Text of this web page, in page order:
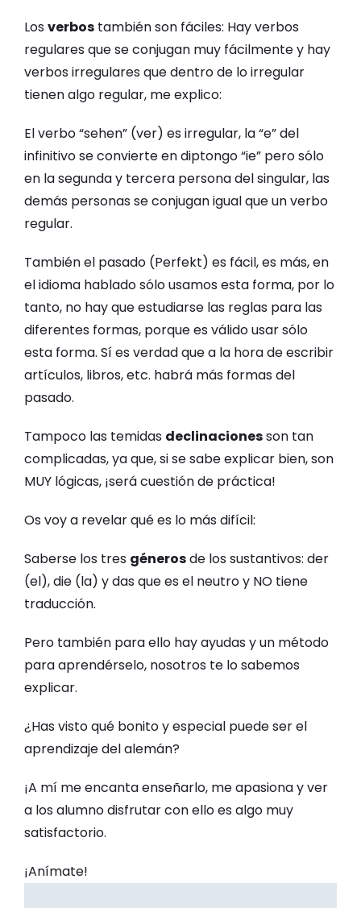
Los verbos también son fáciles: Hay verbos
regulares que se conjugan muy fácilmente y hay
verbos irregulares que dentro de lo irregular
tienen algo regular, me explico:
El verbo “sehen” (ver) es irregular, la “e” del
infinitivo se convierte en diptongo “ie” pero sólo
en la segunda y tercera persona del singular, las
demás personas se conjugan igual que un verbo
regular.
También el pasado (Perfekt) es fácil, es más, en
el idioma hablado sólo usamos esta forma, por lo
tanto, no hay que estudiarse las reglas para las
diferentes formas, porque es válido usar sólo
esta forma. Sí es verdad que a la hora de escribir
artículos, libros, etc. habrá más formas del
pasado.
Tampoco las temidas declinacionesson tan
complicadas, ya que, si se sabe explicar bien, son
MUY lógicas, ¡será cuestión de práctica!
Os voy a revelar qué es lo más difícil:
Saberse los tres génerosde los sustantivos: der
(el), die (la) y das que es el neutro y NO tiene
traducción.
Pero también para ello hay ayudas y un método
para aprendérselo, nosotros te lo sabemos
explicar.
¿Has visto qué bonito y especial puede ser el
aprendizaje del alemán?
¡A mí me encanta enseñarlo, me apasiona y ver
a los alumno disfrutar con ello es algo muy
satisfactorio.
¡Anímate!